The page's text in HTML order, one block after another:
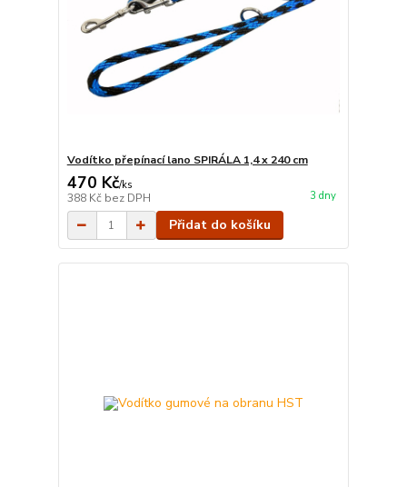
Vodítko přepínací lano SPIRÁLA 1,4 x 240 cm
470 Kč/ks
388 Kč bez DPH 3 dny
Přidat do košíku